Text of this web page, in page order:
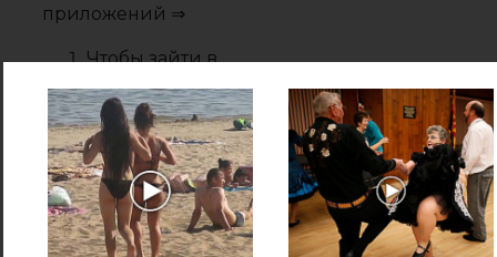
приложений ⇒
Чтобы зайти в
“Диспетчер задач”,
нажмите комбинацию
клавишCtrl Shift Esc
Если у вас открылся
упрощенный вариант, то
нажмите в левом нижнем
углукнопку “Подробнее”